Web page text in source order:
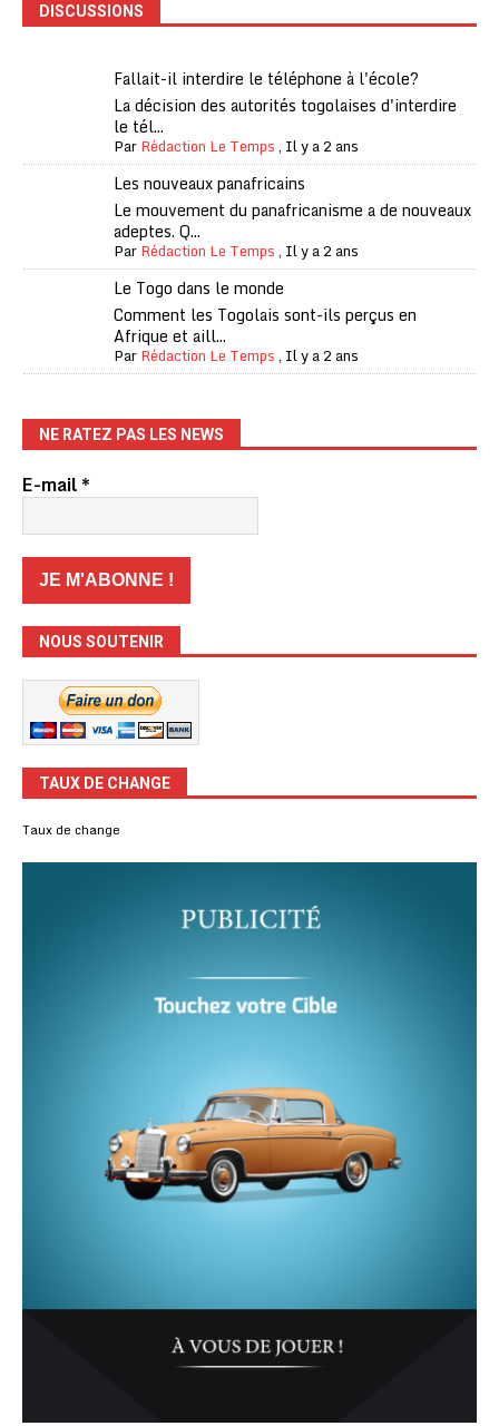
DISCUSSIONS
Fallait-il interdire le téléphone à l'école?
La décision des autorités togolaises d'interdire
le tél...
ParRédaction Le Temps, Il y a 2 ans
Les nouveaux panafricains
Le mouvement du panafricanisme a de nouveaux
adeptes. Q...
ParRédaction Le Temps, Il y a 2 ans
Le Togo dans le monde
Comment les Togolais sont-ils perçus en
Afrique et aill...
ParRédaction Le Temps, Il y a 2 ans
NE RATEZ PAS LES NEWS
E-mail*
NOUS SOUTENIR
TAUX DE CHANGE
Taux de change